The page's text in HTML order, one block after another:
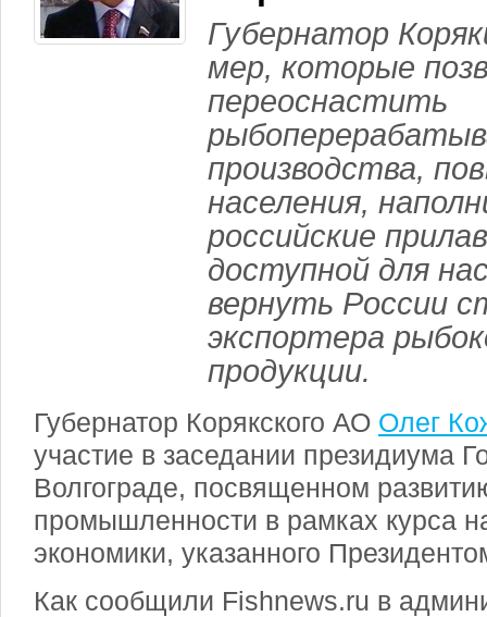
Губернатор
мер, которые
переоснастить
производства,
населения,
российские
доступной для
вернуть России
экспортера
продукции.
Губернатор Корякского АО Олег
участие в заседании президиума
Волгограде, посвященном
промышленности в рамках курса
экономики, указанного
Как сообщили Fishnews.ru в